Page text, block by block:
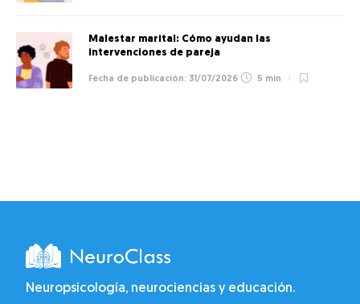
Malestar marital: Cómo ayudan las
intervenciones de pareja
31/07/2026 5 min
Neuropsicología, neurociencias y educación.